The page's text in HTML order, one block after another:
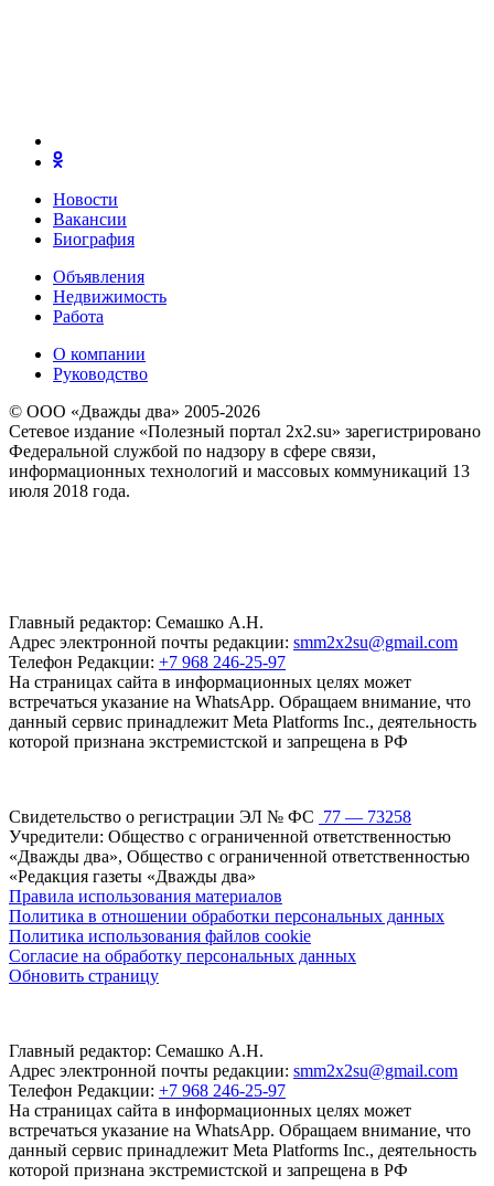
Новости
Вакансии
Биография
Объявления
Недвижимость
Работа
О компании
Руководство
© ООО «Дважды два» 2005-2026
Сетевое издание «Полезный портал 2x2.su» зарегистрировано
Федеральной службой по надзору в сфере связи,
информационных технологий и массовых коммуникаций 13
июля 2018 года.
Главный редактор: Семашко А.Н.
Адрес электронной почты редакции: smm2x2su@gmail.com
Телефон Редакции: +7 968 246-25-97
На страницах сайта в информационных целях может
встречаться указание на WhatsApp. Обращаем внимание, что
данный сервис принадлежит Meta Platforms Inc., деятельность
которой признана экстремистской и запрещена в РФ
Свидетельство о регистрации ЭЛ № ФС 77 — 73258
Учредители: Общество с ограниченной ответственностью
«Дважды два», Общество с ограниченной ответственностью
«Редакция газеты «Дважды два»
Правила использования материалов
Политика в отношении обработки персональных данных
Политика использования файлов cookie
Согласие на обработку персональных данных
Обновить страницу
Главный редактор: Семашко А.Н.
Адрес электронной почты редакции: smm2x2su@gmail.com
Телефон Редакции: +7 968 246-25-97
На страницах сайта в информационных целях может
встречаться указание на WhatsApp. Обращаем внимание, что
данный сервис принадлежит Meta Platforms Inc., деятельность
которой признана экстремистской и запрещена в РФ